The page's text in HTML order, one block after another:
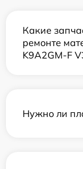
Какие
ремонте
K9A2GM-F
Нужно ли